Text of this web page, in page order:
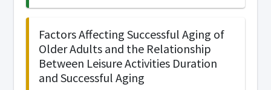
Factors Affecting Successful Aging of
Older Adults and the Relationship
Between Leisure Activities Duration
and Successful Aging